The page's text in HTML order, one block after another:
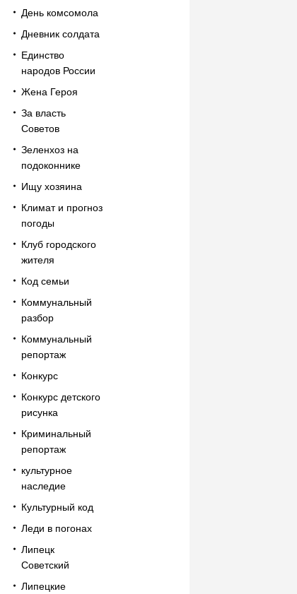
День комсомола
Дневник солдата
Единство
народов России
Жена Героя
За власть
Советов
Зеленхоз на
подоконнике
Ищу хозяина
Климат и прогноз
погоды
Клуб городского
жителя
Код семьи
Коммунальный
разбор
Коммунальный
репортаж
Конкурс
Конкурс детского
рисунка
Криминальный
репортаж
культурное
наследие
Культурный код
Леди в погонах
Липецк
Советский
Липецкие